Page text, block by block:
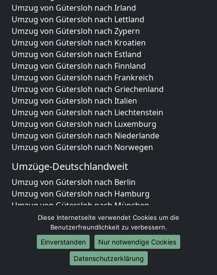
Umzug von Gütersloh nach Irland
Umzug von Gütersloh nach Lettland
Umzug von Gütersloh nach Zypern
Umzug von Gütersloh nach Kroatien
Umzug von Gütersloh nach Estland
Umzug von Gütersloh nach Finnland
Umzug von Gütersloh nach Frankreich
Umzug von Gütersloh nach Griechenland
Umzug von Gütersloh nach Italien
Umzug von Gütersloh nach Liechtenstein
Umzug von Gütersloh nach Luxemburg
Umzug von Gütersloh nach Niederlande
Umzug von Gütersloh nach Norwegen
Umzüge-Deutschlandweit
Umzug von Gütersloh nach Berlin
Umzug von Gütersloh nach Hamburg
Umzug von Gütersloh nach München
Umzug von Gütersloh nach Köln
Umzug von Gütersloh nach Frankfurt am Main
Umzug von Gütersloh nach Stuttgart
Umzug von Gütersloh nach Düsseldorf
Umzug von Gütersloh nach Leipzig
Diese Internetseite verwendet Cookies um die
Benutzerfreundlichkeit zu verbessern.
Einverstanden
Nur notwendige Cookies
Datenschutzerklärung